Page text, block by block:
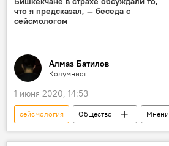
что я предсказал, — беседа с
сейсмологом
Алмаз Батилов
Колумнист
1 июня 2020, 14:53
сейсмология Общество
Новости
Кыргызстан